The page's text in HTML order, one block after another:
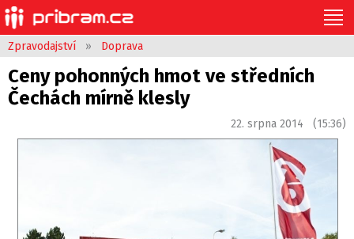
Zpravodajství » Doprava
Ceny pohonných hmot ve středních
Čechách mírně klesly
22. srpna 2014 (15:36)